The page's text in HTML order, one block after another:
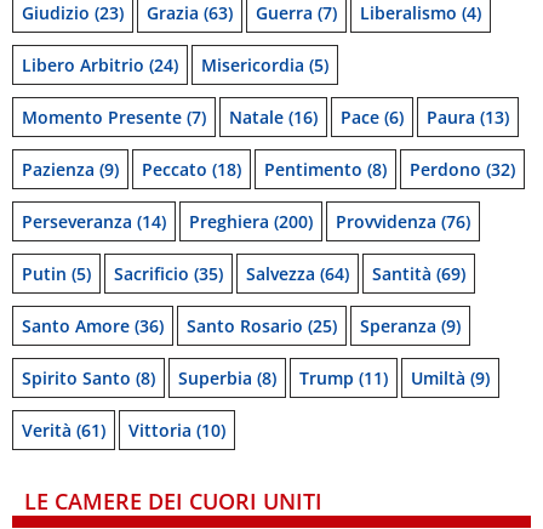
Giudizio (23) Grazia (63) Guerra (7) Liberalismo (4)
Libero Arbitrio (24) Misericordia (5)
Momento Presente (7) Natale (16) Pace (6) Paura (13)
Pazienza (9) Peccato (18) Pentimento (8) Perdono (32)
Perseveranza (14) Preghiera (200) Provvidenza (76)
Putin (5) Sacrificio (35) Salvezza (64) Santità (69)
Santo Amore (36) Santo Rosario (25) Speranza (9)
Spirito Santo (8) Superbia (8) Trump (11) Umiltà (9)
Verità (61) Vittoria (10)
LE CAMERE DEI CUORI UNITI